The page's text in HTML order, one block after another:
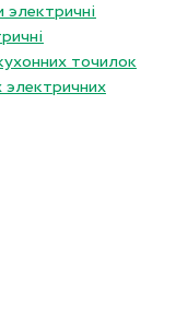
электричнi
точилок
электричних